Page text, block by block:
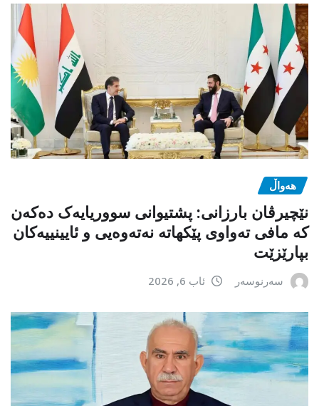
هەواڵ
نێچیرڤان بارزانی: پشتیوانی سووریایەک دەکەن
کە مافی تەواوی پێکهاتە نەتەوەیی و ئایینییەکان
بپارێزێت
سەرنوسەر ئاب 6, 2026